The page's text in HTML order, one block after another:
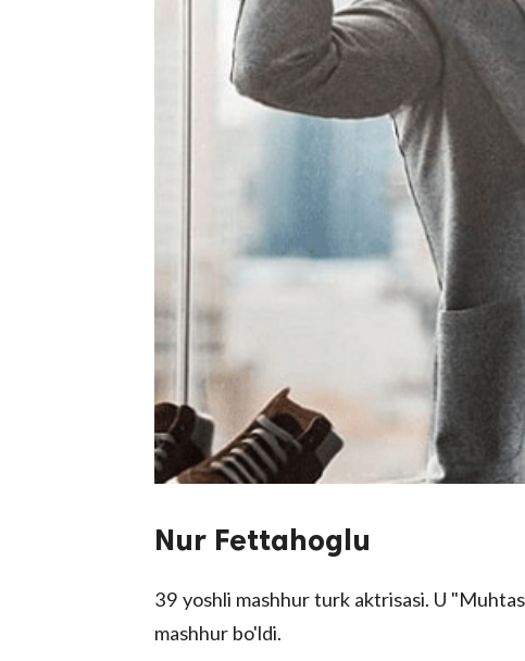
Nur Fettahoglu
39 yoshli mashhur turk aktrisasi. U
mashhur bo'ldi.